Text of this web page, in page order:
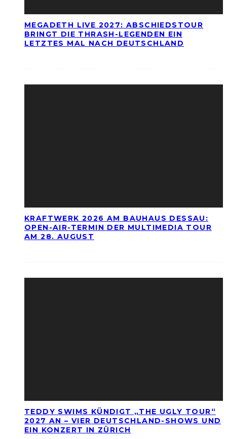
MEGADETH LIVE 2027: ABSCHIEDSTOUR
BRINGT DIE THRASH-LEGENDEN EIN
LETZTES MAL NACH DEUTSCHLAND
KRAFTWERK 2026 AM BAUHAUS DESSAU:
OPEN-AIR-TERMIN DER MULTIMEDIA TOUR
AM 28. AUGUST
TEDDY SWIMS KÜNDIGT „THE UGLY TOUR“
2027 AN – VIER DEUTSCHLAND-SHOWS UND
EIN KONZERT IN ZÜRICH